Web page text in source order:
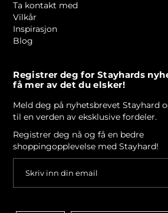
Ta kontakt med
Vilkår
Inspirasjon
Blog
Registrer deg for Stayhards
få mer av det du elsker!
Meld deg på nyhetsbrevet Stayhard
til en verden av eksklusive fordeler.
Registrer deg nå og få en bedre
shoppingopplevelse med Stayhard!